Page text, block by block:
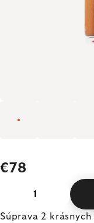
€78
Súprava 2 krásnych